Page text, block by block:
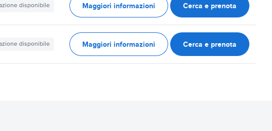
disponibile Maggiori informazioni Cerca e prenota
disponibile Maggiori informazioni Cerca e prenota